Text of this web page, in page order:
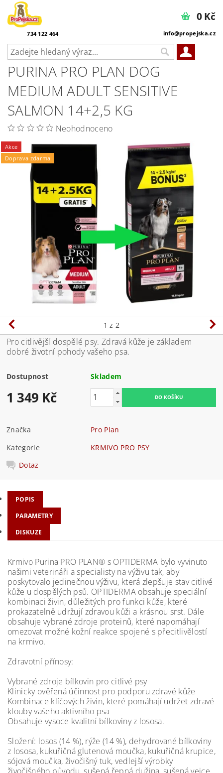
734 122 464 info@propejska.cz
0 Kč
PURINA PRO PLAN DOG
MEDIUM ADULT SENSITIVE
SALMON 14+2,5 KG
Neohodnoceno
Akce
Doprava zdarma
1 z 2
Pro citlivější dospělé psy. Zdravá kůže je základem
dobré životní pohody vašeho psa.
Dostupnost Skladem
1 349 Kč
Značka
Pro Plan
Kategorie
KRMIVO PRO PSY
Dotaz
POPIS
PARAMETRY
DISKUZE
Krmivo Purina PRO PLAN® s OPTIDERMA bylo vyvinuto
našimi veterináři a specialisty na výživu tak, aby
poskytovalo jedinečnou výživu, která zlepšuje stav citlivé
kůže u dospělých psů. OPTIDERMA obsahuje speciální
kombinaci živin, důležitých pro funkci kůže, které
prokazatelně udržují zdravou kůži a krásnou srst. Dále
obsahuje vybrané zdroje proteinů, které napomáhají
omezovat možné kožní reakce spojené s přecitlivělostí
na krmivo.
Zdravotní přínosy:
Vybrané zdroje bílkovin pro citlivé psy
Klinicky ověřená účinnost pro podporu zdravé kůže
Kombinace klíčových živin, které pomáhají udržet zdravé
klouby vašeho aktivního psa
Obsahuje vysoce kvalitní bílkoviny z lososa.
Složení: losos (14 %), rýže (14 %), dehydrované bílkoviny
z lososa, kukuřičná glutenová moučka, kukuřičná krupice,
sójová moučka, živočišný tuk, vedlejší výrobky